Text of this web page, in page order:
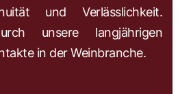
und Verlässlichkeit.
unsere langjährigen
in der Weinbranche.